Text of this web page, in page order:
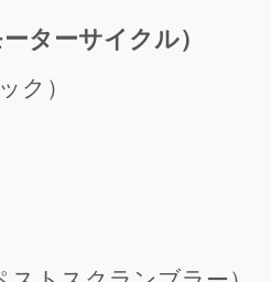
ターサイクル）
ク）